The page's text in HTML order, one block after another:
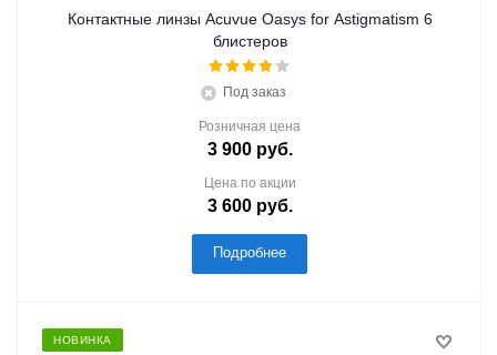
Контактные линзы Acuvue Oasys for Astigmatism 6
блистеров
Под заказ
Розничная цена
3 900руб.
Цена по акции
3 600руб.
Подробнее
НОВИНКА